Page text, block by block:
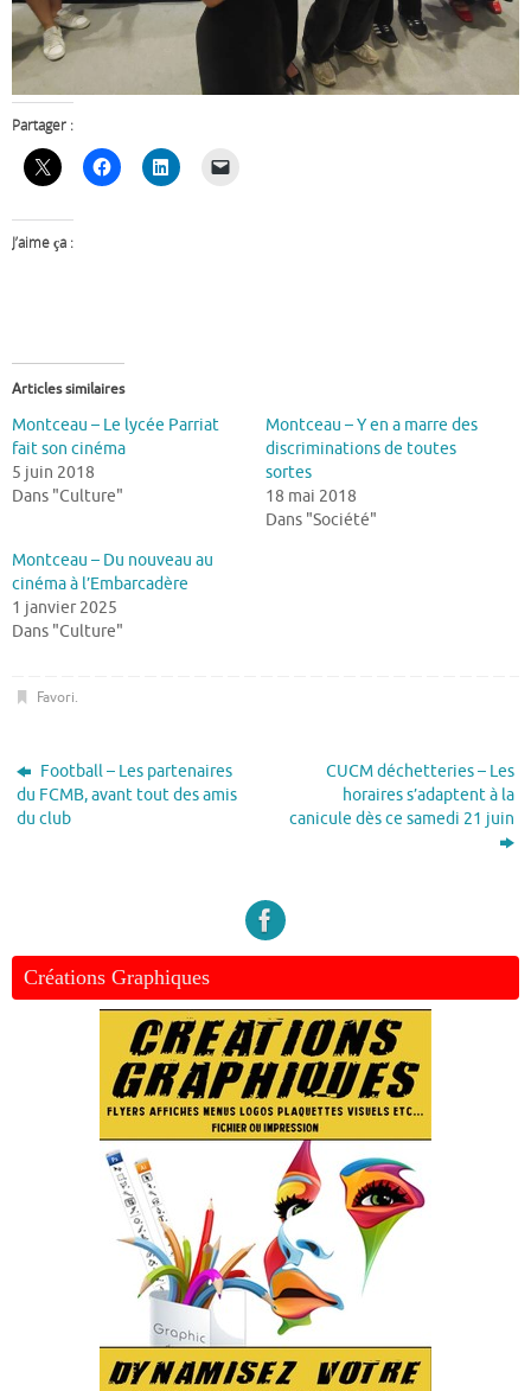
Partager :
J’aime ça :
Articles similaires
Montceau – Le lycée Parriat
fait son cinéma
5 juin 2018
Dans "Culture"
Montceau – Y en a marre des
discriminations de toutes
sortes
18 mai 2018
Dans "Société"
Montceau – Du nouveau au
cinéma à l’Embarcadère
1 janvier 2025
Dans "Culture"
Favori.
Football – Les partenaires
du FCMB, avant tout des amis
du club
CUCM déchetteries – Les
horaires s’adaptent à la
canicule dès ce samedi 21 juin
Créations Graphiques